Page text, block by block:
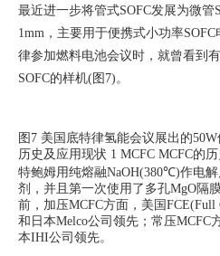
最近进一步将管式SOFC发展为微管
1mm，主要用于便携式小功率
律参加燃料电池会议时，就曾看到
SOFC的样机(图7)。
图7 美国底特律氢能会议展出的50W
历史及应用现状 1 MCFC MCFC的
特鲍姆用纯熔融NaOH(380℃)作电
剂，并且第一次使用了多孔MgO隔
前，加压MCFC方面，美国FCE(Full
和日本Melco公司领先；常压MCFC
本IHI公司领先。